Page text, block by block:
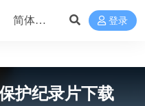
登录
护纪录片下载